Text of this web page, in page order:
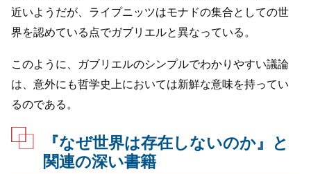
近いようだが、ライプニッツはモナドの集合としての世
界を認めている点でガブリエルと異なっている。
このように、ガブリエルのシンプルでわかりやすい議論
は、意外にも哲学史上においては新鮮な意味を持ってい
るのである。
『なぜ世界は存在しないのか』と
関連の深い書籍